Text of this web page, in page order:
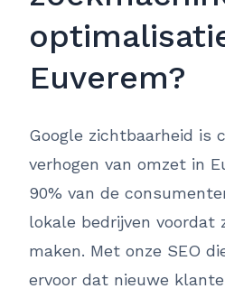
Euverem?
Google zichtbaarheid is
verhogen van omzet in
90% van de
lokale bedrijven voordat
maken. Met onze SEO
ervoor dat nieuwe